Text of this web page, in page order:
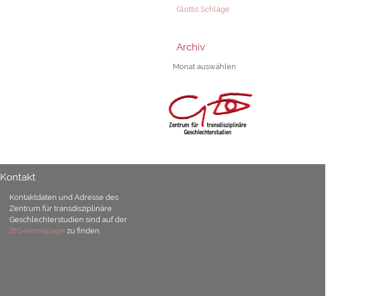
Glottis Schläge
Archiv
Archiv
Kontakt
Kontaktdaten und Adresse des
Zentrum für transdisziplinäre
Geschlechterstudien sind auf der
ZtG-Homepagezu finden.